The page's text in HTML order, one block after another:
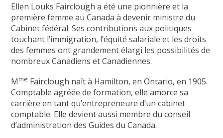
Ellen Louks Fairclough a été une pionnière et la
première femme au Canada à devenir ministre du
Cabinet fédéral. Ses contributions aux politiques
touchant l’immigration, l’équité salariale et les droits
des femmes ont grandement élargi les possibilités de
nombreux Canadiens et Canadiennes.
Mme Fairclough naît à Hamilton, en Ontario, en 1905.
Comptable agréée de formation, elle amorce sa
carrière en tant qu’entrepreneure d’un cabinet
comptable. Elle devient aussi membre du conseil
d’administration des Guides du Canada.